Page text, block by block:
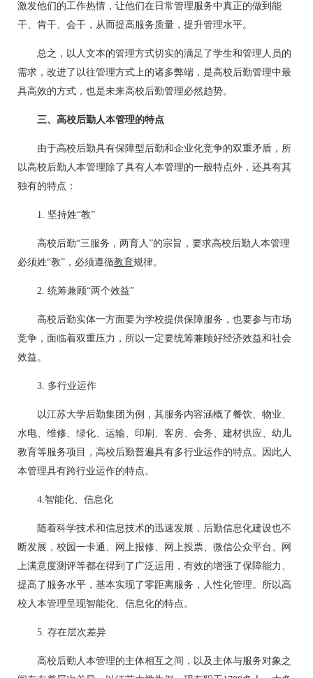
激发他们的工作热情，让他们在日常管理服务中真正的做到能
干、肯干、会干，从而提高服务质量，提升管理水平。
总之，以人文本的管理方式切实的满足了学生和管理人员的
需求，改进了以往管理方式上的诸多弊端，是高校后勤管理中最
具高效的方式，也是未来高校后勤管理必然趋势。
三、高校后勤人本管理的特点
由于高校后勤具有保障型后勤和企业化竞争的双重矛盾，所
以高校后勤人本管理除了具有人本管理的一般特点外，还具有其
独有的特点：
1. 坚持姓“教”
高校后勤“三服务，两育人”的宗旨，要求高校后勤人本管理
必须姓“教”，必须遵循教育规律。
2. 统筹兼顾“两个效益”
高校后勤实体一方面要为学校提供保障服务，也要参与市场
竞争，面临着双重压力，所以一定要统筹兼顾好经济效益和社会
效益。
3. 多行业运作
以江苏大学后勤集团为例，其服务内容涵概了餐饮、物业、
水电、维修、绿化、运输、印刷、客房、会务、建材供应、幼儿
教育等服务项目，高校后勤普遍具有多行业运作的特点。因此人
本管理具有跨行业运作的特点。
4.智能化、信息化
随着科学技术和信息技术的迅速发展，后勤信息化建设也不
断发展，校园一卡通、网上报修、网上投票、微信公众平台、网
上满意度测评等都在得到了广泛运用，有效的增强了保障能力、
提高了服务水平，基本实现了零距离服务，人性化管理。所以高
校人本管理呈现智能化、信息化的特点。
5. 存在层次差异
高校后勤人本管理的主体相互之间，以及主体与服务对象之